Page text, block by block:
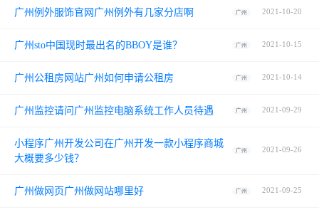
广州例外服饰官网广州例外有几家分店啊 广州 2021-10-20
广州sto中国现时最出名的BBOY是谁？ 广州 2021-10-15
广州公租房网站广州如何申请公租房 广州 2021-10-14
广州监控请问广州监控电脑系统工作人员待遇 广州 2021-09-29
小程序广州开发公司在广州开发一款小程序商城
大概要多少钱？
广州 2021-09-26
广州做网页广州做网站哪里好 广州 2021-09-25